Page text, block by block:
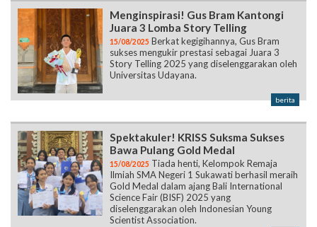
Menginspirasi! Gus Bram Kantongi
Juara 3 Lomba Story Telling
15/08/2025 Berkat kegigihannya, Gus Bram
sukses mengukir prestasi sebagai Juara 3
Story Telling 2025 yang diselenggarakan oleh
Universitas Udayana.
berita
Spektakuler! KRISS Suksma Sukses
Bawa Pulang Gold Medal
15/08/2025 Tiada henti, Kelompok Remaja
Ilmiah SMA Negeri 1 Sukawati berhasil meraih
Gold Medal dalam ajang Bali International
Science Fair (BISF) 2025 yang
diselenggarakan oleh Indonesian Young
Scientist Association.